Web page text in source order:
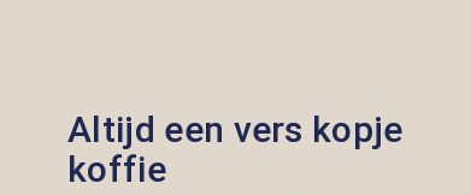
Altijd een vers kopje
koffie